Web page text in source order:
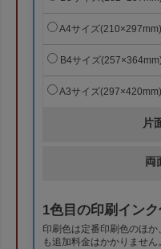
A4サイズ
B4サイズ
A3サイズ
片
両
1色目の印刷イン
印刷色は定番印刷色のほ
も追加料金はかかりません